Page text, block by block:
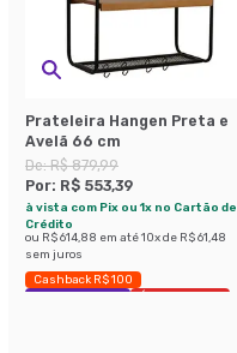
Prateleira Hangen Preta e
Avelã 66 cm
De:R$ 879,99
Por: R$ 553,39
à vista com Pix ou 1x no Cartão de
Crédito
ou R$ 614,88 em até10x de R$ 61,48
sem juros
Cashback R$ 100
Exclusivo Mobly
Últimas peças